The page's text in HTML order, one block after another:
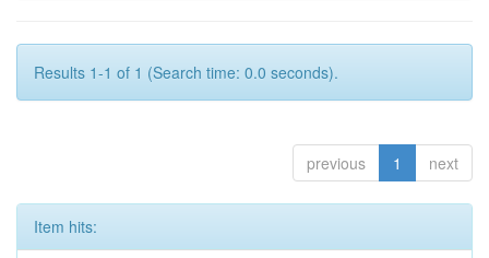
Results 1-1 of 1 (Search time: 0.0 seconds).
previous 1 next
Item hits: